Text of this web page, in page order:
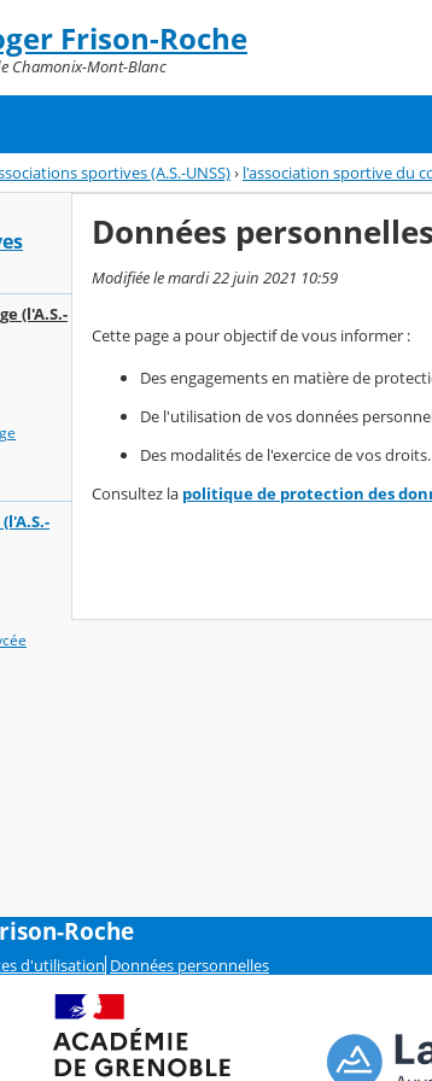
Frison-Roche
Chamonix-Mont-Blanc
sportives (A.S.-UNSS)› l'association sportive du
(l'A.S.-
Données personnelles
Modifiée le mardi 22 juin 2021 10:59
Cette page a pour objectif de vous informer :
Des engagements en matière de
De l'utilisation de vos données
Des modalités de l'exercice de vos droits.
Consultez la politique de protection des
Roche
d'utilisation Données personnelles